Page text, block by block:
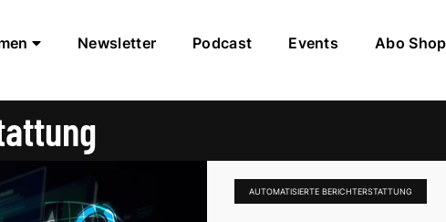
Newsletter Podcast Events Abo Shop
AUTOMATISIERTE BERICHTERSTATTUNG